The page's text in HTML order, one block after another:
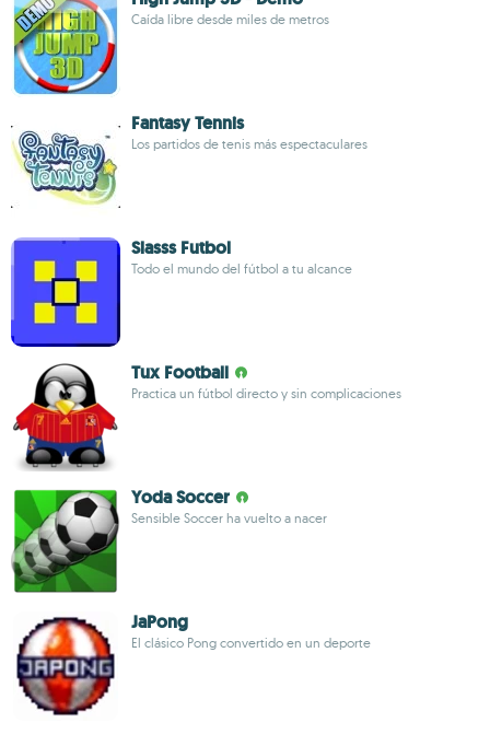
Caída libre desde miles de metros
Fantasy Tennis
Los partidos de tenis más espectaculares
Slasss Futbol
Todo el mundo del fútbol a tu alcance
Tux Football
Practica un fútbol directo y sin complicaciones
Yoda Soccer
Sensible Soccer ha vuelto a nacer
JaPong
El clásico Pong convertido en un deporte